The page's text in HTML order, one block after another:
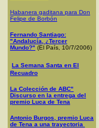
Habanera gaditana para Don
Felipe de Borbón
Fernando Santiago:
"Andalucía, ¿Tercer
Mundo?" (El País, 10/7/2006)
La Semana Santa en El
Recuadro
La Colección de ABC"
Discurso en la entrega del
premio Luca de Tena
Antonio Burgos, premio Luca
de Tena a una trayectoria